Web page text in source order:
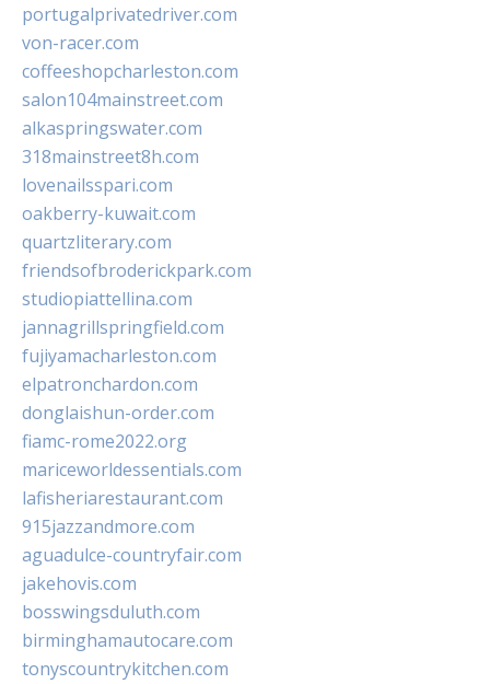
portugalprivatedriver.com
von-racer.com
coffeeshopcharleston.com
salon104mainstreet.com
alkaspringswater.com
318mainstreet8h.com
lovenailsspari.com
oakberry-kuwait.com
quartzliterary.com
friendsofbroderickpark.com
studiopiattellina.com
jannagrillspringfield.com
fujiyamacharleston.com
elpatronchardon.com
donglaishun-order.com
fiamc-rome2022.org
mariceworldessentials.com
lafisheriarestaurant.com
915jazzandmore.com
aguadulce-countryfair.com
jakehovis.com
bosswingsduluth.com
birminghamautocare.com
tonyscountrykitchen.com